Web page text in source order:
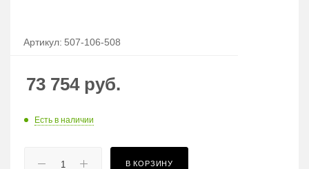
Артикул: 507-106-508
73 754руб.
Есть в наличии
В КОРЗИНУ